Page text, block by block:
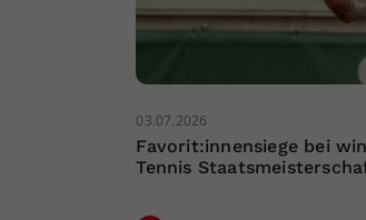
03.07.2026
Favorit:innensiege bei
Tennis